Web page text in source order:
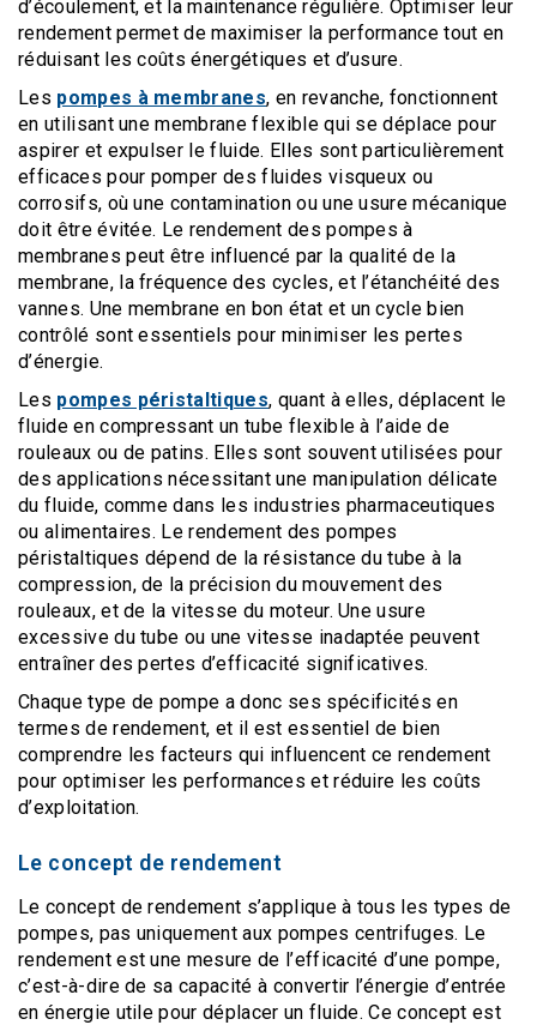
d’écoulement, et la maintenance régulière. Optimiser leur
rendement permet de maximiser la performance tout en
réduisant les coûts énergétiques et d’usure.
Les pompes à membranes, en revanche, fonctionnent
en utilisant une membrane flexible qui se déplace pour
aspirer et expulser le fluide. Elles sont particulièrement
efficaces pour pomper des fluides visqueux ou
corrosifs, où une contamination ou une usure mécanique
doit être évitée. Le rendement des pompes à
membranes peut être influencé par la qualité de la
membrane, la fréquence des cycles, et l’étanchéité des
vannes. Une membrane en bon état et un cycle bien
contrôlé sont essentiels pour minimiser les pertes
d’énergie.
Les pompes péristaltiques, quant à elles, déplacent le
fluide en compressant un tube flexible à l’aide de
rouleaux ou de patins. Elles sont souvent utilisées pour
des applications nécessitant une manipulation délicate
du fluide, comme dans les industries pharmaceutiques
ou alimentaires. Le rendement des pompes
péristaltiques dépend de la résistance du tube à la
compression, de la précision du mouvement des
rouleaux, et de la vitesse du moteur. Une usure
excessive du tube ou une vitesse inadaptée peuvent
entraîner des pertes d’efficacité significatives.
Chaque type de pompe a donc ses spécificités en
termes de rendement, et il est essentiel de bien
comprendre les facteurs qui influencent ce rendement
pour optimiser les performances et réduire les coûts
d’exploitation.
Le concept de rendement
Le concept de rendement s’applique à tous les types de
pompes, pas uniquement aux pompes centrifuges. Le
rendement est une mesure de l’efficacité d’une pompe,
c’est-à-dire de sa capacité à convertir l’énergie d’entrée
en énergie utile pour déplacer un fluide. Ce concept est